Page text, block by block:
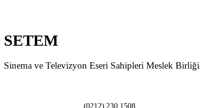
SETEM
Sinema ve Televizyon Eseri Sahipleri Meslek Birliği
(0212) 230 1508